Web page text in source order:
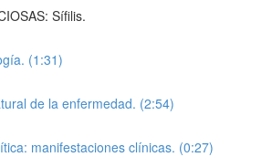
Sífilis.
(1:31)
de la enfermedad. (2:54)
manifestaciones clínicas. (0:27)